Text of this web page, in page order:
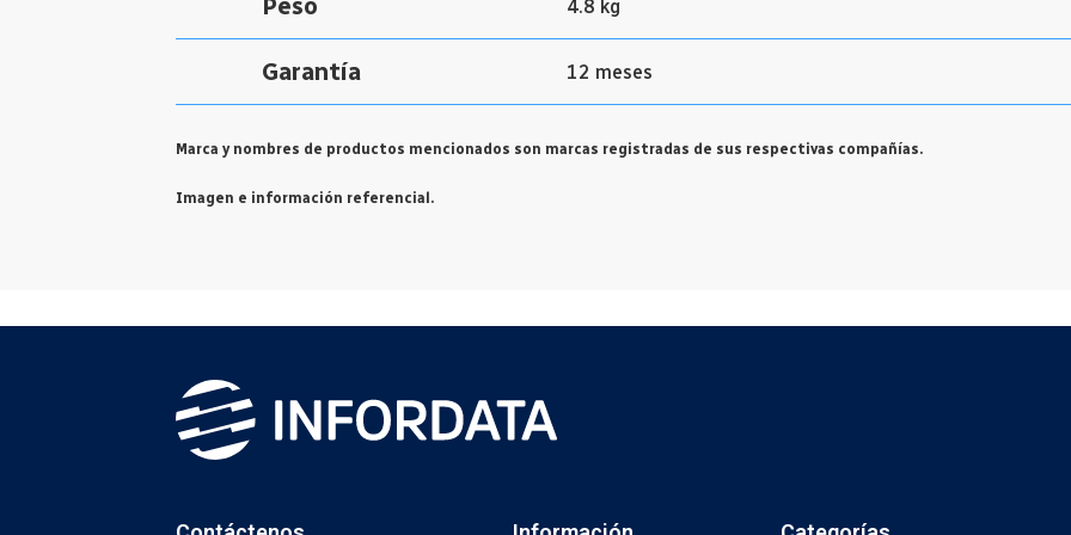
Peso 4.8 kg
Garantía 12 meses
Marca y nombres de productos mencionados son marcas registradas de sus respectivas compañías.
Imagen e información referencial.